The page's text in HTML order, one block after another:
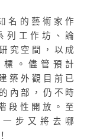
名的藝術家作
列工作坊、論
究空間，以成
。儘管預計
築外觀目前已
內部，仍不時
段性開放。至
步又將去哪